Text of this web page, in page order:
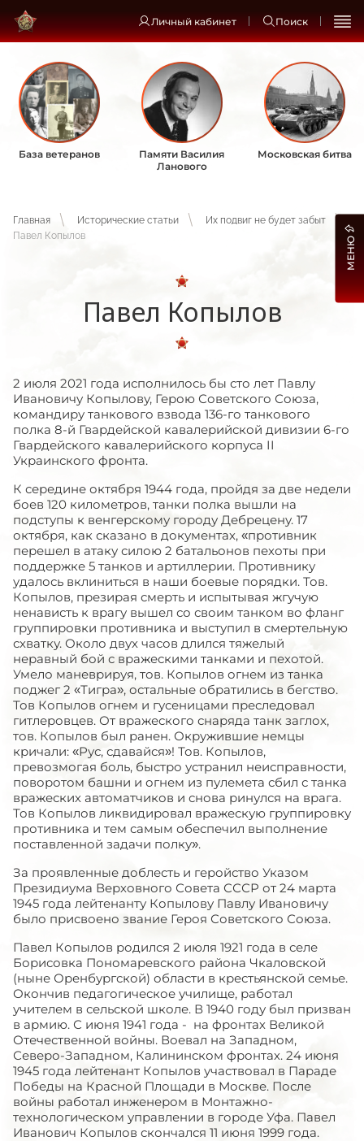
Личный кабинет Поиск
База ветеранов
Памяти Василия
Ланового
Московская битва
Главная Исторические статьи
Их подвиг не будет забыт
Павел Копылов
Павел Копылов
2 июля 2021 года исполнилось бы сто лет Павлу
Ивановичу Копылову, Герою Советского Союза,
командиру танкового взвода 136-го танкового
полка 8-й Гвардейской кавалерийской дивизии 6-го
Гвардейского кавалерийского корпуса II
Украинского фронта.
К середине октября 1944 года, пройдя за две недели
боев 120 километров, танки полка вышли на
подступы к венгерскому городу Дебрецену. 17
октября, как сказано в документах, «противник
перешел в атаку силою 2 батальонов пехоты при
поддержке 5 танков и артиллерии. Противнику
удалось вклиниться в наши боевые порядки. Тов.
Копылов, презирая смерть и испытывая жгучую
ненависть к врагу вышел со своим танком во фланг
группировки противника и выступил в смертельную
схватку. Около двух часов длился тяжелый
неравный бой с вражескими танками и пехотой.
Умело маневрируя, тов. Копылов огнем из танка
поджег 2 «Тигра», остальные обратились в бегство.
Тов Копылов огнем и гусеницами преследовал
гитлеровцев. От вражеского снаряда танк заглох,
тов. Копылов был ранен. Окружившие немцы
кричали: «Рус, сдавайся»! Тов. Копылов,
превозмогая боль, быстро устранил неисправности,
поворотом башни и огнем из пулемета сбил с танка
вражеских автоматчиков и снова ринулся на врага.
Тов Копылов ликвидировал вражескую группировку
противника и тем самым обеспечил выполнение
поставленной задачи полку».
За проявленные доблесть и геройство Указом
Президиума Верховного Совета СССР от 24 марта
1945 года лейтенанту Копылову Павлу Ивановичу
было присвоено звание Героя Советского Союза.
Павел Копылов родился 2 июля 1921 года в селе
Борисовка Пономаревского района Чкаловской
(ныне Оренбургской) области в крестьянской семье.
Окончив педагогическое училище, работал
учителем в сельской школе. В 1940 году был призван
в армию. С июня 1941 года - на фронтах Великой
Отечественной войны. Воевал на Западном,
Северо-Западном, Калининском фронтах. 24 июня
1945 года лейтенант Копылов участвовал в Параде
Победы на Красной Площади в Москве. После
войны работал инженером в Монтажно-
технологическом управлении в городе Уфа. Павел
Иванович Копылов скончался 11 июня 1999 года.
МЕНЮ